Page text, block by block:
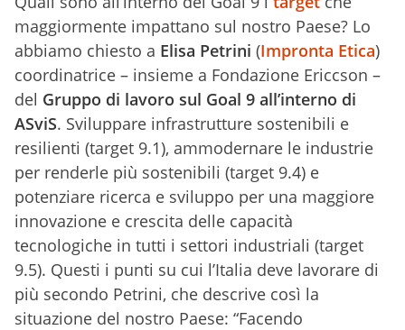
maggiormente impattano sul nostro Paese? Lo
abbiamo chiesto a Elisa Petrini (Impronta Etica)
coordinatrice – insieme a Fondazione Ericcson –
del Gruppo di lavoro sul Goal 9 all’interno di
ASviS. Sviluppare infrastrutture sostenibili e
resilienti (target 9.1), ammodernare le industrie
per renderle più sostenibili (target 9.4) e
potenziare ricerca e sviluppo per una maggiore
innovazione e crescita delle capacità
tecnologiche in tutti i settori industriali (target
9.5). Questi i punti su cui l’Italia deve lavorare di
più secondo Petrini, che descrive così la
situazione del nostro Paese: “Facendo